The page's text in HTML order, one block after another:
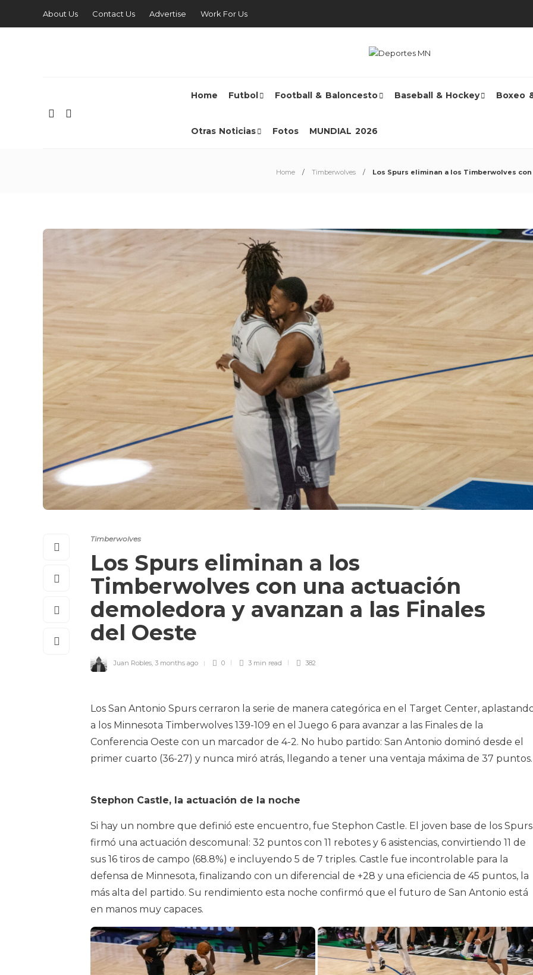
About Us Contact Us Advertise Work For Us
Home Futbol Football & Baloncesto Baseball & Hockey Boxeo
Otras Noticias Fotos MUNDIAL 2026
Home Timberwolves Los Spurs eliminan a los Timberwolves
Timberwolves
Los Spurs eliminan a los
Timberwolves con una actuación
demoledora y avanzan a las Finales
del Oeste
Juan Robles, 3 months ago 0 3 min read 382
Los San Antonio Spurs cerraron la serie de manera categórica en el Target Center,
a los Minnesota Timberwolves 139-109 en el Juego 6 para avanzar a las Finales de la
Conferencia Oeste con un marcador de 4-2. No hubo partido: San Antonio dominó desde el
primer cuarto (36-27) y nunca miró atrás, llegando a tener una ventaja máxima de 37 puntos.
Stephon Castle, la actuación de la noche
Si hay un nombre que definió este encuentro, fue Stephon Castle. El joven base de los Spurs
firmó una actuación descomunal: 32 puntos con 11 rebotes y 6 asistencias, convirtiendo 11 de
sus 16 tiros de campo (68.8%) e incluyendo 5 de 7 triples. Castle fue incontrolable para la
defensa de Minnesota, finalizando con un diferencial de +28 y una eficiencia de 45 puntos, la
más alta del partido. Su rendimiento esta noche confirmó que el futuro de San Antonio está
en manos muy capaces.